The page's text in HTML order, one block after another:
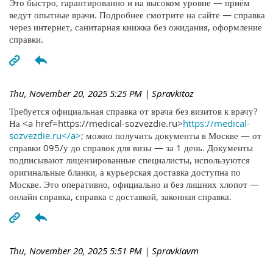
Это быстро, гарантированно и на высоком уровне — приём
ведут опытные врачи. Подробнее смотрите на сайте — справка
через интернет, санитарная книжка без ожидания, оформление
справки.
Thu, November 20, 2025 5:25 PM | Spravkitoz
Требуется официальная справка от врача без визитов к врачу?
На <a href=https://medical-sozvezdie.ru>https://medical-
sozvezdie.ru</a>; можно получить документы в Москве — от
справки 095/у до справок для визы — за 1 день. Документы
подписывают лицензированные специалисты, используются
оригинальные бланки, а курьерская доставка доступна по
Москве. Это оперативно, официально и без лишних хлопот —
онлайн справка, справка с доставкой, законная справка.
Thu, November 20, 2025 5:51 PM | Spravkiavm